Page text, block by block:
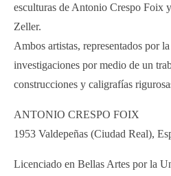
esculturas de Antonio Crespo Foix
Zeller.
Ambos artistas, representados por
investigaciones por medio de un
construcciones y caligrafías
ANTONIO CRESPO FOIX
1953 Valdepeñas (Ciudad Real),
Licenciado en Bellas Artes por la